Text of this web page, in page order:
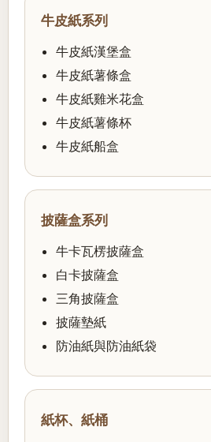
牛皮紙系列
牛皮紙漢堡盒
牛皮紙薯條盒
牛皮紙雞米花盒
牛皮紙薯條杯
牛皮紙船盒
披薩盒系列
牛卡瓦楞披薩盒
白卡披薩盒
三角披薩盒
披薩墊紙
防油紙與防油紙袋
紙杯、紙桶